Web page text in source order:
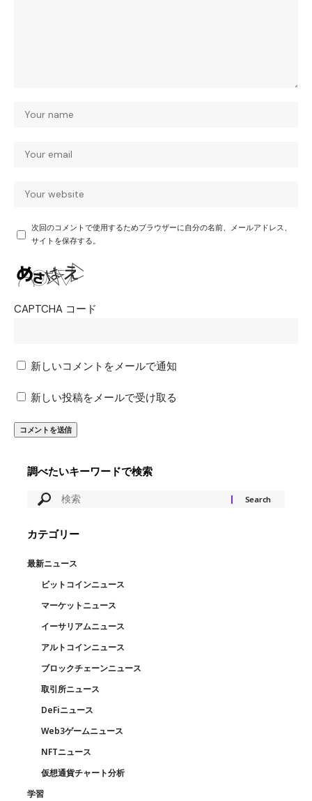
次回のコメントで使用するためブラウザーに自分の名前、メールアドレス、
サイトを保存する。
CAPTCHA コード
新しいコメントをメールで通知
新しい投稿をメールで受け取る
調べたいキーワードで検索
カテゴリー
最新ニュース
ビットコインニュース
マーケットニュース
イーサリアムニュース
アルトコインニュース
ブロックチェーンニュース
取引所ニュース
DeFiニュース
Web3ゲームニュース
NFTニュース
仮想通貨チャート分析
学習